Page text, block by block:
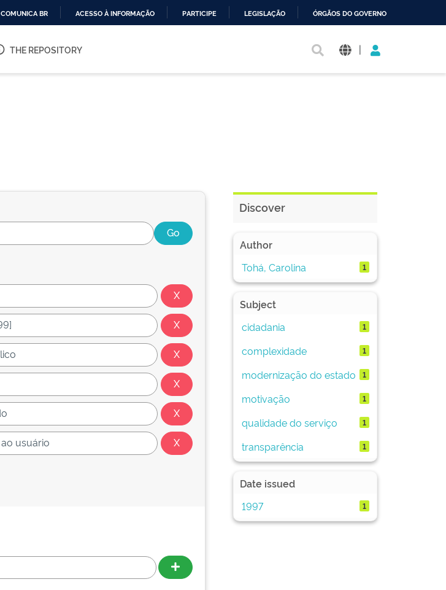
O
COMUNICA BR ACESSO À INFORMAÇÃO PARTICIPE LEGISLAÇÃO ÓRGÃOS DO GOVERNO
THE REPOSITORY |
Discover
Author
Tohá, Carolina
1
Subject
cidadania
1
complexidade 1
modernização do estado 1
motivação 1
qualidade do serviço 1
transparência 1
Date issued
1997
1